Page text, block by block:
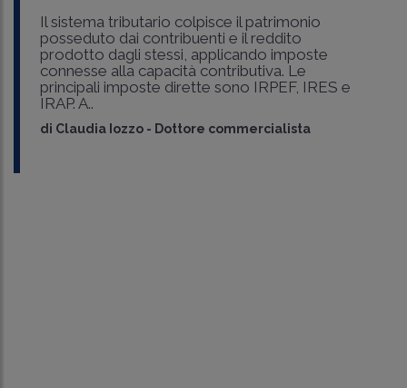
Il sistema tributario colpisce il patrimonio
posseduto dai contribuenti e il reddito
prodotto dagli stessi, applicando imposte
connesse alla capacità contributiva. Le
principali imposte dirette sono IRPEF, IRES e
IRAP. A..
di Claudia Iozzo - Dottore commercialista